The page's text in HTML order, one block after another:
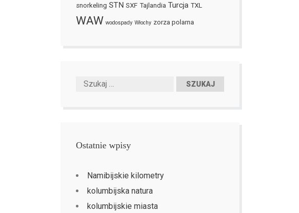
snorkeling STN SXF Tajlandia Turcja TXL
WAW wodospady Włochy zorza polarna
Ostatnie wpisy
Namibijskie kilometry
kolumbijska natura
kolumbijskie miasta